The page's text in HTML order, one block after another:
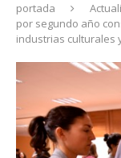
portada
por segundo año
industrias culturales